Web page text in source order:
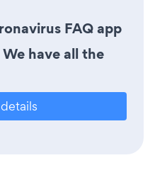
FAQ app
have all the